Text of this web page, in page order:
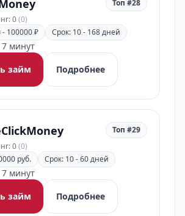
0(0)
Топ #28
100000 ₽ Срок: 10 - 168 дней
минут
займ
Подробнее
0(0)
Топ #29
руб. Срок: 10 - 60 дней
минут
займ
Подробнее